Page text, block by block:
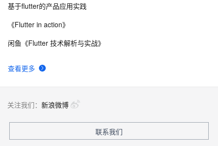
8 Flutter 框架的缺点
叠主屏 | 折叠副屏 | 静态展示 | 动态热切换适配 | 拉伸布
步骤 | 创建 Flutter Module )
查看更多
基于flutter的产品应用实践
《Flutter in action》
闲鱼《Flutter 技术解析与实战》
关注我们： 新浪微博
联系我们